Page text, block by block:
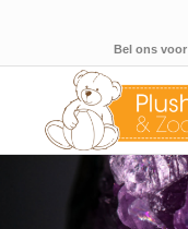
Bel ons voor